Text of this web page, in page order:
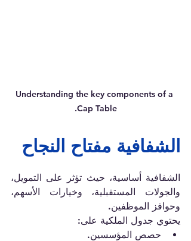
Understanding the key components of a
Cap Table.
الشفافية مفتاح النجاح
وحوافز الموظفين.
يحتوي جدول الملكية على:
حصص المؤسسين.